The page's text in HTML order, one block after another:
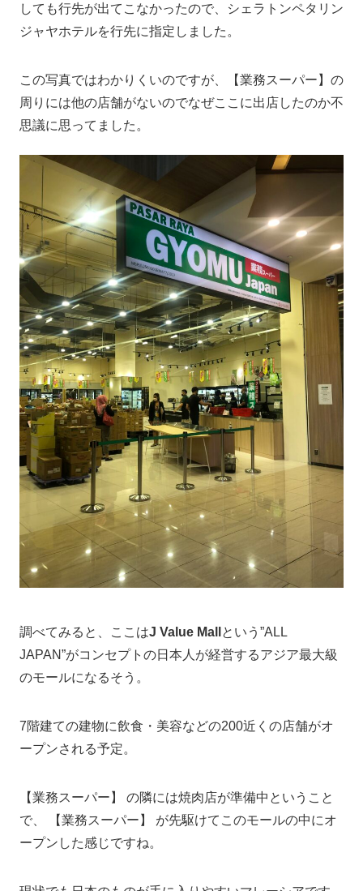
しても行先が出てこなかったので、シェラトンペタリン
ジャヤホテルを行先に指定しました。
この写真ではわかりくいのですが、【業務スーパー】の
周りには他の店舗がないのでなぜここに出店したのか不
思議に思ってました。
調べてみると、ここはJ Value Mall という”ALL
JAPAN”がコンセプトの日本人が経営するアジア最大級
のモールになるそう。
7階建ての建物に飲食・美容などの200近くの店舗がオ
ープンされる予定。
【業務スーパー】 の隣には焼肉店が準備中ということ
で、 【業務スーパー】 が先駆けてこのモールの中にオ
ープンした感じですね。